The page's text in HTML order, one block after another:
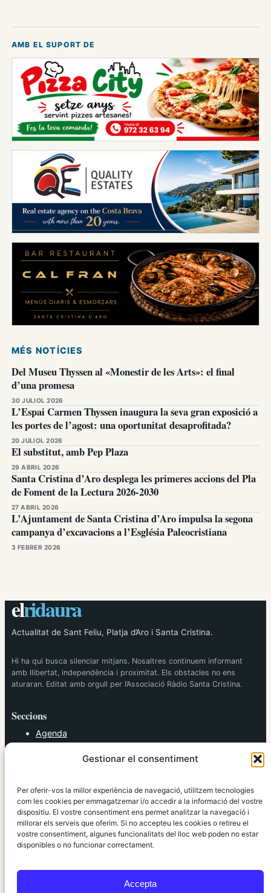
Gestionar el consentiment
Per oferir-vos la millor experiència de navegació, utilitzem tecnologies
com les cookies per emmagatzemar i/o accedir a la informació del vostre
dispositiu. El vostre consentiment ens permet analitzar la navegació i
millorar els serveis que oferim. Si no accepteu les cookies o retireu el
vostre consentiment, algunes funcionalitats del lloc web poden no estar
disponibles o no funcionar correctament.
Accepta
AMB EL SUPORT DE
MÉS NOTÍCIES
Del Museu Thyssen al «Monestir de les Arts»: el final
d’una promesa
30 JULIOL 2026
L’Espai Carmen Thyssen inaugura la seva gran exposició a
les portes de l’agost: una oportunitat desaprofitada?
20 JULIOL 2026
El substitut, amb Pep Plaza
29 ABRIL 2026
Santa Cristina d’Aro desplega les primeres accions del Pla
de Foment de la Lectura 2026-2030
27 ABRIL 2026
L’Ajuntament de Santa Cristina d’Aro impulsa la segona
campanya d’excavacions a l’Església Paleocristiana
3 FEBRER 2026
elridaura
Actualitat de Sant Feliu, Platja d’Aro i Santa Cristina.
Hi ha qui busca silenciar mitjans. Nosaltres continuem informant
amb llibertat, independència i proximitat. Els obstacles no ens
aturaran. Editat amb orgull per l’Associació Ràdio Santa Cristina.
Seccions
Agenda
Política
Societat
Tendències
elRidaura.com